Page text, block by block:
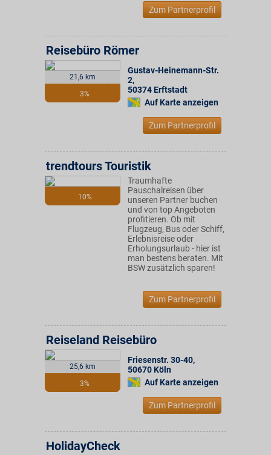
Zum Partnerprofil
21,6 km
3%
Reisebüro Römer
Gustav-Heinemann-Str.
2,
50374 Erftstadt
Auf Karte anzeigen
Zum Partnerprofil
10%
trendtours Touristik
Traumhafte
Pauschalreisen über
unseren Partner buchen
und von top Angeboten
profitieren. Ob mit
Flugzeug, Bus oder Schiff,
Erlebnisreise oder
Erholungsurlaub - hier ist
man bestens beraten. Mit
BSW zusätzlich sparen!
Zum Partnerprofil
25,6 km
3%
Reiseland Reisebüro
Friesenstr. 30-40,
50670 Köln
Auf Karte anzeigen
Zum Partnerprofil
HolidayCheck